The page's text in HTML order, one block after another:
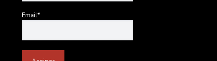
Email*